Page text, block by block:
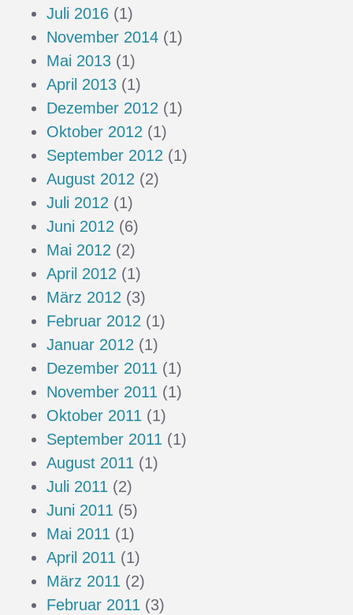
Juli 2016 (1)
November 2014 (1)
Mai 2013 (1)
April 2013 (1)
Dezember 2012 (1)
Oktober 2012 (1)
September 2012 (1)
August 2012 (2)
Juli 2012 (1)
Juni 2012 (6)
Mai 2012 (2)
April 2012 (1)
März 2012 (3)
Februar 2012 (1)
Januar 2012 (1)
Dezember 2011 (1)
November 2011 (1)
Oktober 2011 (1)
September 2011 (1)
August 2011 (1)
Juli 2011 (2)
Juni 2011 (5)
Mai 2011 (1)
April 2011 (1)
März 2011 (2)
Februar 2011 (3)